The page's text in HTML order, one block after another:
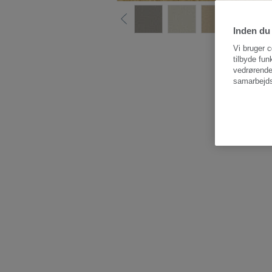
Inden
Vi bruger
tilbyde